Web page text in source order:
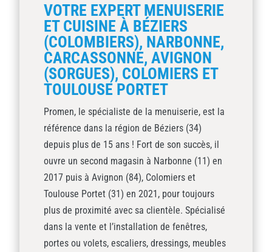
VOTRE EXPERT MENUISERIE
ET CUISINE À BÉZIERS
(COLOMBIERS), NARBONNE,
CARCASSONNE, AVIGNON
(SORGUES), COLOMIERS ET
TOULOUSE PORTET
Promen, le spécialiste de la menuiserie, est la
référence dans la région de Béziers (34)
depuis plus de 15 ans ! Fort de son succès, il
ouvre un second magasin à Narbonne (11) en
2017 puis à Avignon (84), Colomiers et
Toulouse Portet (31) en 2021, pour toujours
plus de proximité avec sa clientèle. Spécialisé
dans la vente et l’installation de fenêtres,
portes ou volets, escaliers, dressings, meubles